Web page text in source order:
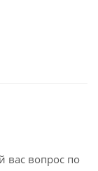
вас вопрос по